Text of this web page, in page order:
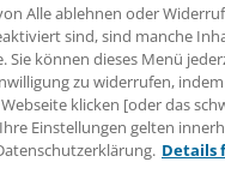
Uniklinik die
zur Strahlentherapie
zur Bestrahlung
Alle ablehnen oder
sind, sind manche
Sie können dieses Menü
zu widerrufen, indem
klicken [oder das
Einstellungen gelten
Details